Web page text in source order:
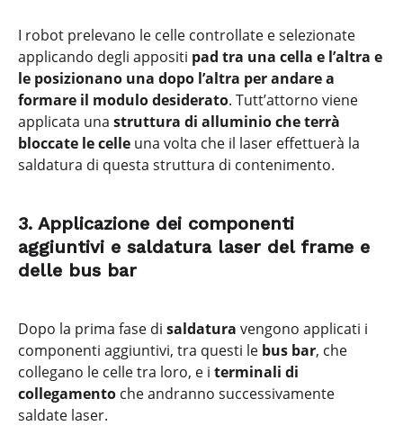
I robot prelevano le celle controllate e selezionate
applicando degli appositi pad tra una cella e l’altra e
le posizionano una dopo l’altra per andare a
formare il modulo desiderato. Tutt’attorno viene
applicata una struttura di alluminio che terrà
bloccate le celle una volta che il laser effettuerà la
saldatura di questa struttura di contenimento.
3. Applicazione dei componenti
aggiuntivi e saldatura laser del frame e
delle bus bar
Dopo la prima fase di saldatura vengono applicati i
componenti aggiuntivi, tra questi le bus bar, che
collegano le celle tra loro, e i terminali di
collegamento che andranno successivamente
saldate laser.